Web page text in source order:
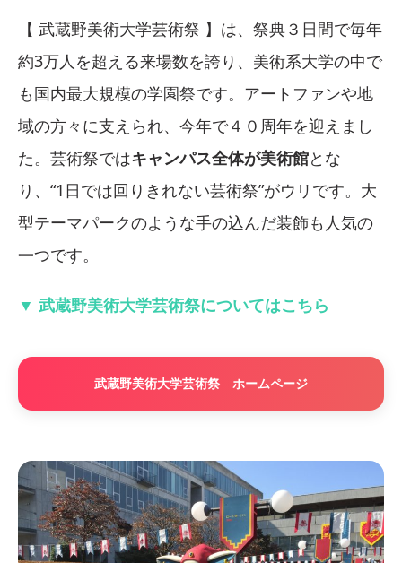
【 武蔵野美術大学芸術祭 】は、祭典３日間で毎年
約3万人を超える来場数を誇り、美術系大学の中で
も国内最大規模の学園祭です。アートファンや地
域の方々に支えられ、今年で４０周年を迎えまし
た。芸術祭ではキャンパス全体が美術館とな
り、“1日では回りきれない芸術祭”がウリです。大
型テーマパークのような手の込んだ装飾も人気の
一つです。
▼ 武蔵野美術大学芸術祭についてはこちら
武蔵野美術大学芸術祭 ホームページ